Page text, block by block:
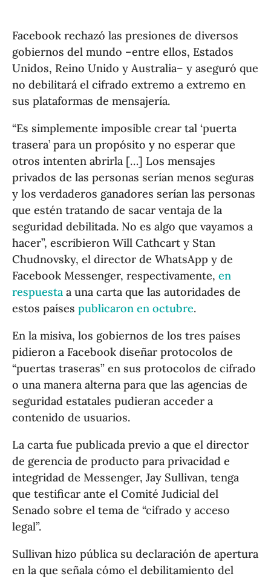
Facebook rechazó las presiones de diversos
gobiernos del mundo –entre ellos, Estados
Unidos, Reino Unido y Australia– y aseguró que
no debilitará el cifrado extremo a extremo en
sus plataformas de mensajería.
“Es simplemente imposible crear tal ‘puerta
trasera’ para un propósito y no esperar que
otros intenten abrirla […] Los mensajes
privados de las personas serían menos seguras
y los verdaderos ganadores serían las personas
que estén tratando de sacar ventaja de la
seguridad debilitada. No es algo que vayamos a
hacer”, escribieron Will Cathcart y Stan
Chudnovsky, el director de WhatsApp y de
Facebook Messenger, respectivamente,en
respuesta a una carta que las autoridades de
estos paísespublicaron en octubre.
En la misiva, los gobiernos de los tres países
pidieron a Facebook diseñar protocolos de
“puertas traseras” en sus protocolos de cifrado
o una manera alterna para que las agencias de
seguridad estatales pudieran acceder a
contenido de usuarios.
La carta fue publicada previo a que el director
de gerencia de producto para privacidad e
integridad de Messenger, Jay Sullivan, tenga
que testificar ante el Comité Judicial del
Senado sobre el tema de “cifrado y acceso
legal”.
Sullivan hizo pública su declaración de apertura
en la que señala cómo el debilitamiento del